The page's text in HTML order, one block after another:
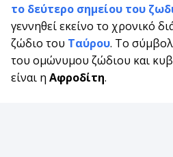
το δεύτερο σημείου του
γεννηθεί εκείνο το χρονικό
ζώδιο του Ταύρου. Το
του ομώνυμου ζώδιου και
είναι η Αφροδίτη.